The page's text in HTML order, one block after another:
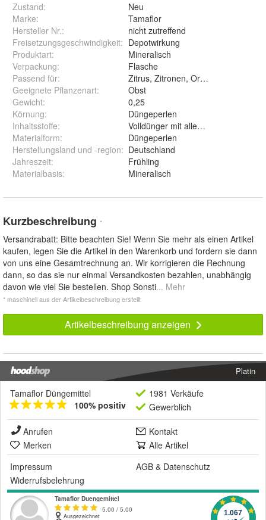
Zustand:
Neu
Marke:
Tamaflor
Hersteller Nr.:
nicht zutreffend
Freisetzungsgeschwindigkeit: Depotwirkung
Produktart:
Mineralisch
Verpackung:
Flasche
Passend für:
Zitrus, Zitronen, Orangen
Geeignete Pflanzenart:
Obst
Gewicht:
0,25
Körnung:
Düngeperlen
Inhaltsstoffe:
Volldünger mit allen
Materialform:
Düngeperlen
Herstellungsland und -region: Deutschland
Jahreszeit:
Frühling
Materialbasis: Mineralisch
Kurzbeschreibung *
Versandrabatt: Bitte beachten Sie! Wenn Sie mehr als einen Artikel
kaufen, legen Sie die Artikel in den Warenkorb und fordern sie dann
von uns eine Gesamtrechnung an. Wir korrigieren die Rechnung
dann, so das sie nur einmal Versandkosten bezahlen, unabhängig
davon wie viel Sie bestellen. Shop Sonsti... Mehr
* maschinell aus der Artikelbeschreibung erstellt
Artikelbeschreibung anzeigen
Platin
Tamaflor Düngemittel
100% positiv
1981 Verkäufe
Gewerblich
Anrufen
Kontakt
Merken
Alle Artikel
Impressum
AGB & Datenschutz
Widerrufsbelehrung